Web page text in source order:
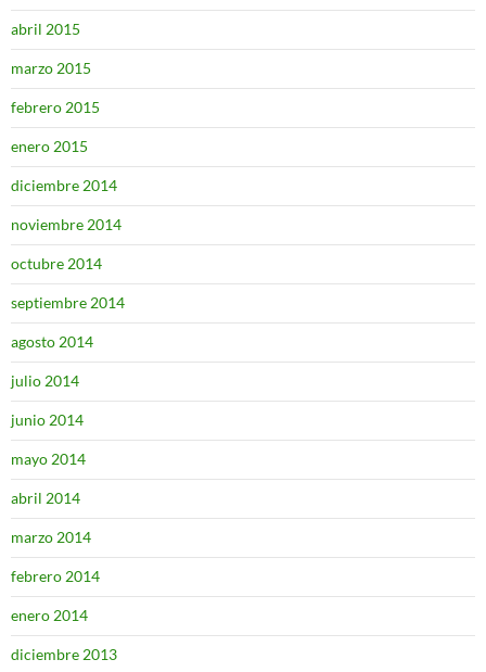
abril 2015
marzo 2015
febrero 2015
enero 2015
diciembre 2014
noviembre 2014
octubre 2014
septiembre 2014
agosto 2014
julio 2014
junio 2014
mayo 2014
abril 2014
marzo 2014
febrero 2014
enero 2014
diciembre 2013